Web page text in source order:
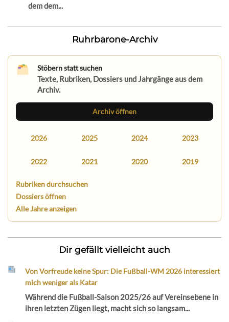
dem dem...
Ruhrbarone-Archiv
Stöbern statt suchen
Texte, Rubriken, Dossiers und Jahrgänge aus dem
Archiv.
Archiv öffnen
2026 2025 2024 2023
2022 2021 2020 2019
Rubriken durchsuchen
Dossiers öffnen
Alle Jahre anzeigen
Dir gefällt vielleicht auch
Von Vorfreude keine Spur: Die Fußball-WM 2026 interessiert
mich weniger als Katar
Während die Fußball-Saison 2025/26 auf Vereinsebene in
ihren letzten Zügen liegt, macht sich so langsam...